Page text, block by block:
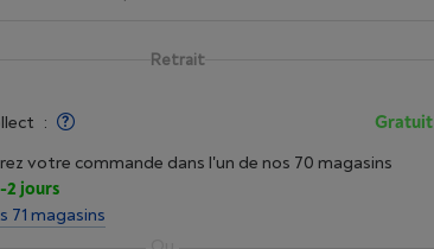
Retrait
:
Gratuit
votre commande dans l'un de nos 70 magasins
2 jours
71 magasins